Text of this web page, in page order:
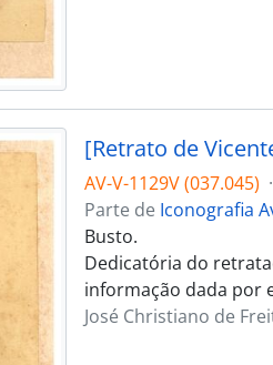
[Retrato de
AV-V-1129V (037.045) ·
Parte de Iconografia
Busto.
Dedicatória do
informação dada por
José Christiano de